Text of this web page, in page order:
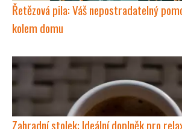
Řetězová pila: Váš nepostradatelný
kolem domu
Zahradní stolek: Ideální doplněk pro